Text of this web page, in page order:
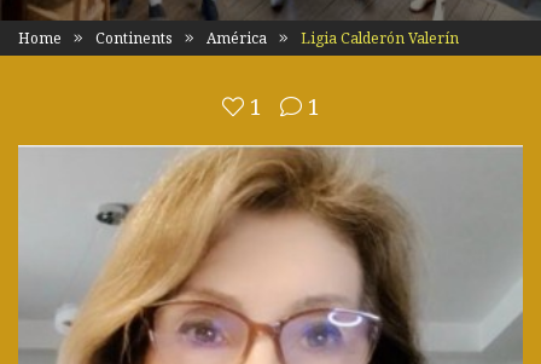
Home Continents América Ligia Calderón Valerín
1 1